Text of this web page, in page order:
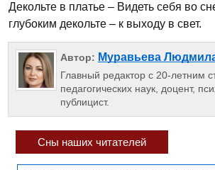
Декольте в платье – Видеть себя во
глубоким декольте – к выходу в свет.
Автор: Муравьева
Главный редактор с 20-летним
педагогических наук, доцент,
публицист.
Сны наших читателей